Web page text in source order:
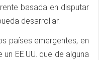
basada en disputar
desarrollar.
países emergentes, en
EE.UU. que de alguna